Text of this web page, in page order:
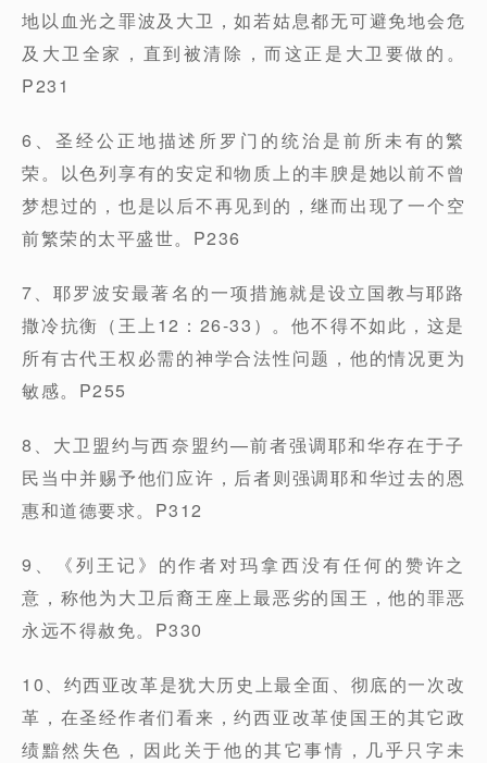
地以血光之罪波及大卫，如若姑息都无可避免地会危
及大卫全家，直到被清除，而这正是大卫要做的。
P231
6、圣经公正地描述所罗门的统治是前所未有的繁
荣。以色列享有的安定和物质上的丰腴是她以前不曾
梦想过的，也是以后不再见到的，继而出现了一个空
前繁荣的太平盛世。P236
7、耶罗波安最著名的一项措施就是设立国教与耶路
撒冷抗衡（王上12：26-33）。他不得不如此，这是
所有古代王权必需的神学合法性问题，他的情况更为
敏感。P255
8、大卫盟约与西奈盟约—前者强调耶和华存在于子
民当中并赐予他们应许，后者则强调耶和华过去的恩
惠和道德要求。P312
9、《列王记》的作者对玛拿西没有任何的赞许之
意，称他为大卫后裔王座上最恶劣的国王，他的罪恶
永远不得赦免。P330
10、约西亚改革是犹大历史上最全面、彻底的一次改
革，在圣经作者们看来，约西亚改革使国王的其它政
绩黯然失色，因此关于他的其它事情，几乎只字未